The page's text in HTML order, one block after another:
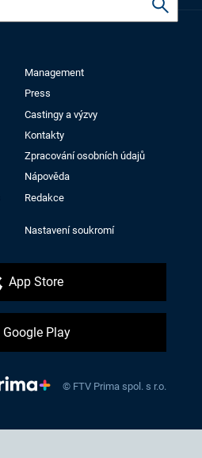
Management
Press
Castingy a výzvy
Kontakty
Zpracování osobních údajů
Nápověda
Redakce
Nastavení soukromí
App Store
Google Play
© FTV Prima spol. s r.o.